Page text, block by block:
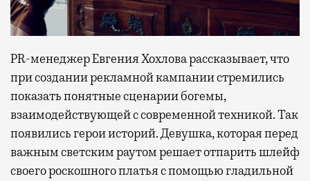
PR-менеджер Евгения Хохлова рассказывает, что
при создании рекламной кампании стремились
показать понятные сценарии богемы,
взаимодействующей с современной техникой. Так
появились герои историй. Девушка, которая перед
важным светским раутом решает отпарить шлейф
своего роскошного платья с помощью гладильной